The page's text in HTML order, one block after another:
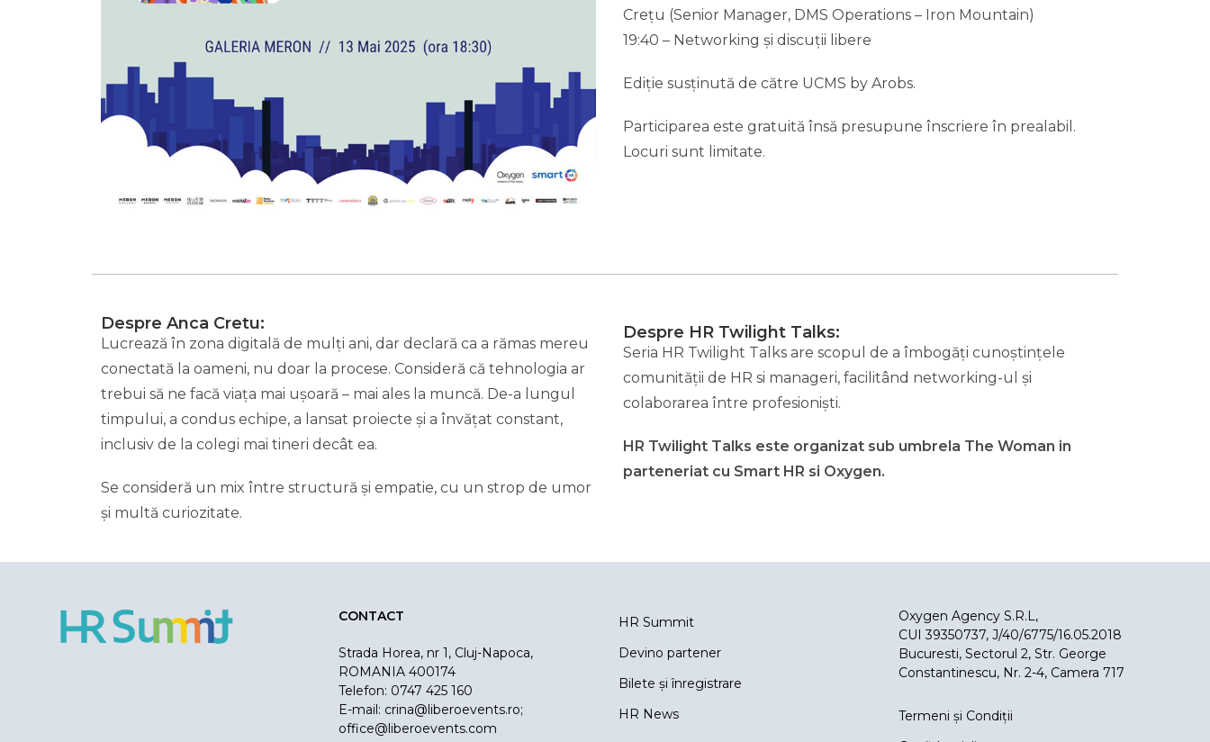
Crețu (Senior Manager, DMS Operations – Iron Mountain)
19:40 – Networking și discuții libere
Ediție susținută de către UCMS by Arobs.
Participarea este gratuită însă presupune înscriere în prealabil.
Locuri sunt limitate.
Despre Anca Cretu:
Lucrează în zona digitală de mulți ani, dar declară ca a rămas mereu
conectată la oameni, nu doar la procese. Consideră că tehnologia ar
trebui să ne facă viața mai ușoară – mai ales la muncă. De-a lungul
timpului, a condus echipe, a lansat proiecte și a învățat constant,
inclusiv de la colegi mai tineri decât ea.
Se consideră un mix între structură și empatie, cu un strop de umor
și multă curiozitate.
Despre HR Twilight Talks:
Seria HR Twilight Talks are scopul de a îmbogăți cunoștințele
comunității de HR si manageri, facilitând networking-ul și
colaborarea între profesioniști.
HR Twilight Talks este organizat sub umbrela The Woman in
parteneriat cu Smart HR si Oxygen.
CONTACT
Strada Horea, nr 1, Cluj-Napoca,
ROMANIA 400174
Telefon: 0747 425 160
E-mail: crina@liberoevents.ro;
office@liberoevents.com
HR Summit
Devino partener
Bilete și înregistrare
HR News
Oxygen Agency S.R.L,
CUI 39350737, J/40/6775/16.05.2018
Bucuresti, Sectorul 2, Str. George
Constantinescu, Nr. 2-4, Camera 717
Termeni și Condiții